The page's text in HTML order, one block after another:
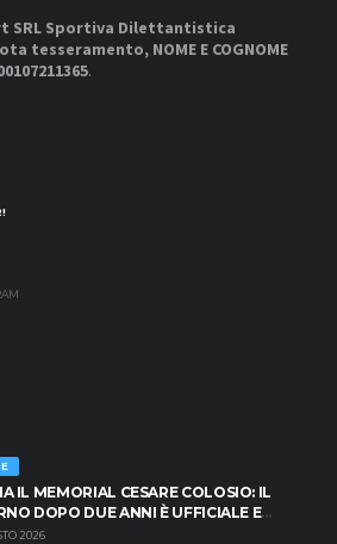
SRL Sportiva Dilettantistica
tesseramento, NOME E COGNOME
.
IL MEMORIAL CESARE COLOSIO: IL
DOPO DUE ANNI È UFFICIALE E
È PRONTA AD INFIAMMARSI!
2026